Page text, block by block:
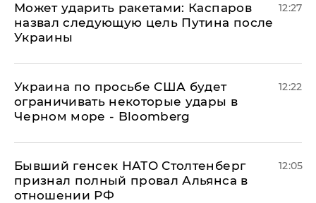
Может ударить ракетами: Каспаров
назвал следующую цель Путина после
Украины
12:27
Украина по просьбе США будет
ограничивать некоторые удары в
Черном море - Bloomberg
12:22
Бывший генсек НАТО Столтенберг
признал полный провал Альянса в
отношении РФ
12:05